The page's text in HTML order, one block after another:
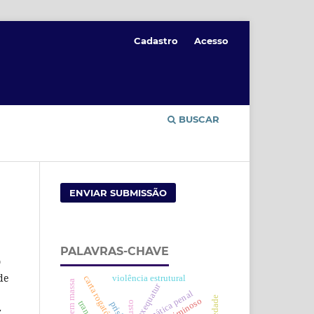
BUSCAR
Cadastro Acesso
ENVIAR SUBMISSÃO
PALAVRAS-CHAVE
carta rogatória exequatur
violência estrutural